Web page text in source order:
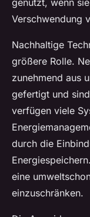
genutzt, wenn
Verschwendung
Nachhaltige
größere Rolle.
zunehmend aus
gefertigt und
verfügen viele
durch die
eine
einzuschränken.